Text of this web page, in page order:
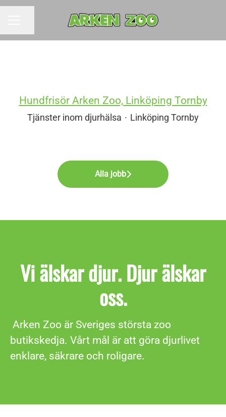
Hundfrisör Arken Zoo, Linköping Tornby
Tjänster inom djurhälsa · Linköping Tornby
Alla jobb
Vi älskar djur. Djur älskar
oss.
Arken Zoo är Sveriges största zoo
butikskedja. Vårt mål är att göra djurlivet
enklare, säkrare och roligare.